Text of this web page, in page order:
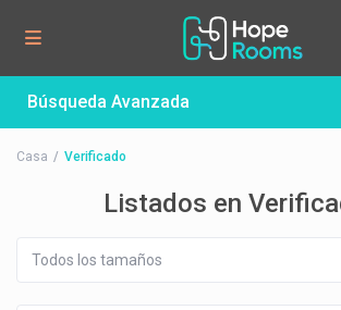
Búsqueda Avanzada
Casa Verificado
Listados en
Todos los tamaños